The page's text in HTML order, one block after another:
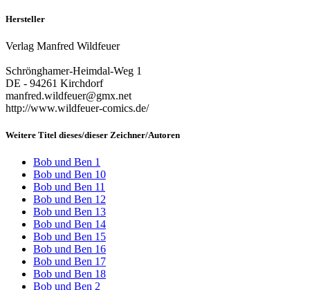
Hersteller
Verlag Manfred Wildfeuer
Schrönghamer-Heimdal-Weg 1
DE - 94261 Kirchdorf
manfred.wildfeuer@gmx.net
http://www.wildfeuer-comics.de/
Weitere Titel dieses/dieser Zeichner/Autoren
Bob und Ben 1
Bob und Ben 10
Bob und Ben 11
Bob und Ben 12
Bob und Ben 13
Bob und Ben 14
Bob und Ben 15
Bob und Ben 16
Bob und Ben 17
Bob und Ben 18
Bob und Ben 2